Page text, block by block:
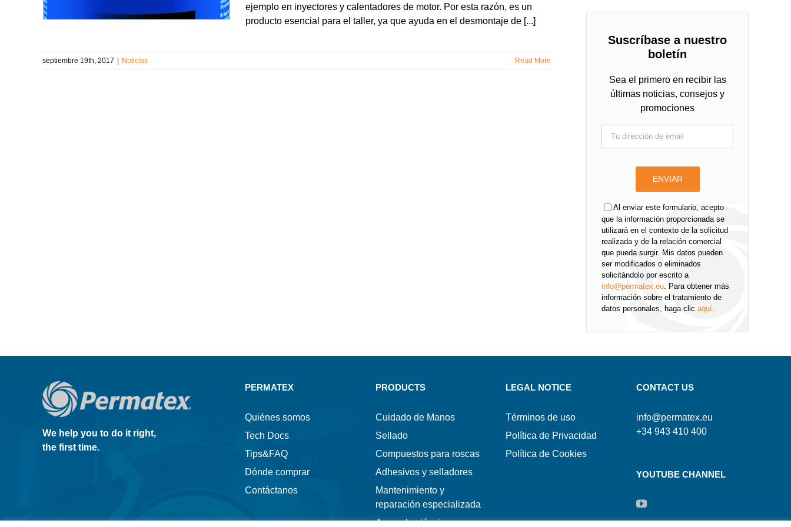
ejemplo en inyectores y calentadores de motor. Por esta razón, es un
producto esencial para el taller, ya que ayuda en el desmontaje de [...]
septiembre 19th, 2017 Noticias Read More
Suscríbase a nuestro
boletín
Sea el primero en recibir las
últimas noticias, consejos y
promociones
Al enviar este formulario, acepto
que la información proporcionada se
utilizará en el contexto de la solicitud
realizada y de la relación comercial
que pueda surgir. Mis datos pueden
ser modificados o eliminados
solicitándolo por escrito a
info@permatex.eu . Para obtener más
información sobre el tratamiento de
datos personales, haga clic aquí
We help you to do it right,
the first time.
PERMATEX
Quiénes somos
Tech Docs
Tips&FAQ
Dónde comprar
Contáctanos
PRODUCTS
Cuidado de Manos
Sellado
Compuestos para roscas
Adhesivos y selladores
Mantenimiento y
reparación especializada
Aerosoles técnicos
LEGAL NOTICE
Términos de uso
Política de Privacidad
Política de Cookies
CONTACT US
info@permatex.eu
+34 943 410 400
YOUTUBE CHANNEL